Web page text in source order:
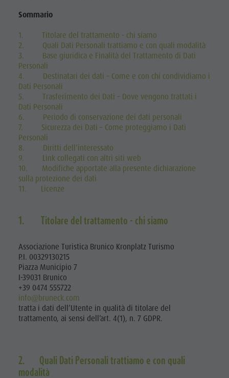
Sommario
1. Titolare del trattamento - chi siamo
2. Quali Dati Personali trattiamo e con quali modalità
3. Base giuridica e Finalità del Trattamento di Dati
Personali
4. Destinatari dei dati – Come e con chi condividiamo i
Dati Personali
5. Trasferimento dei Dati – Dove vengono trattati i
Dati Personali
6. Periodo di conservazione dei dati personali
7. Sicurezza dei Dati – Come proteggiamo i Dati
Personali
8. Diritti dell’interessato
9. Link collegati con altri siti web
10. Modifiche apportate alla presente dichiarazione
sulla protezione dei dati
11. Licenze
1. Titolare del trattamento - chi siamo
Associazione Turistica Brunico Kronplatz Turismo
P.I. 00329130215
Piazza Municipio 7
I-39031 Brunico
+39 0474 555722
info@bruneck.com
tratta i dati dell’Utente in qualità di titolare del
trattamento, ai sensi dell’art. 4(1), n. 7 GDPR.
2. Quali Dati Personali trattiamo e con quali
modalità